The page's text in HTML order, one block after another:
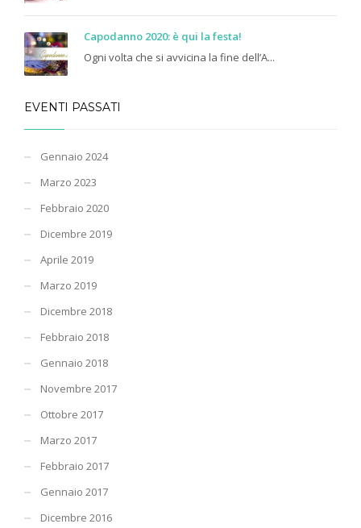
Capodanno 2020: è qui la festa!
Ogni volta che si avvicina la fine dell’A...
EVENTI PASSATI
Gennaio 2024
Marzo 2023
Febbraio 2020
Dicembre 2019
Aprile 2019
Marzo 2019
Dicembre 2018
Febbraio 2018
Gennaio 2018
Novembre 2017
Ottobre 2017
Marzo 2017
Febbraio 2017
Gennaio 2017
Dicembre 2016